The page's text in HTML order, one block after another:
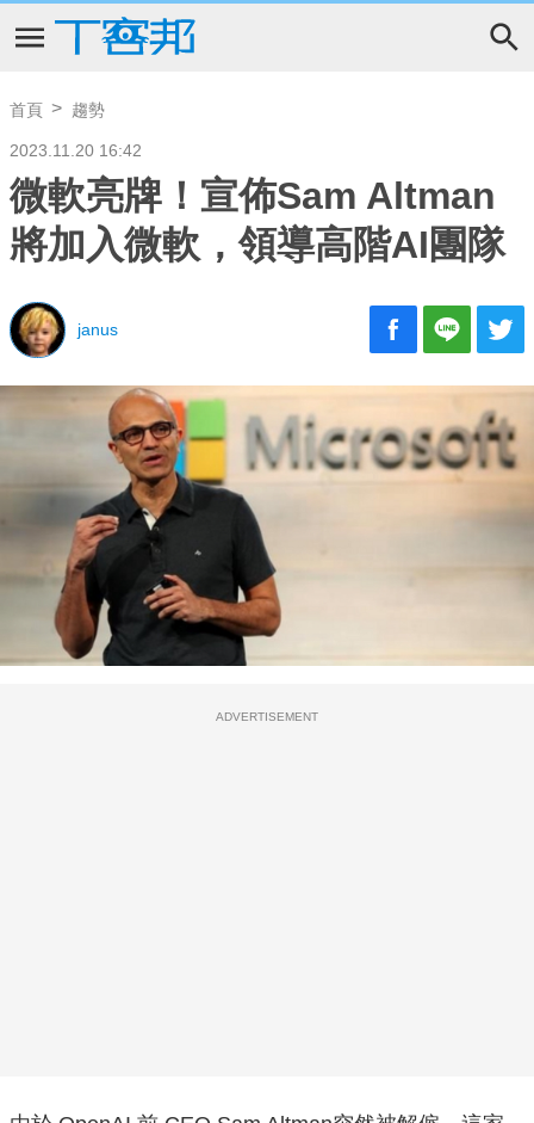
首頁 趨勢
2023.11.20 16:42
微軟亮牌！宣佈Sam Altman
將加入微軟，領導高階AI團隊
janus
ADVERTISEMENT
由於 OpenAI 前 CEO Sam Altman突然被解僱，這家